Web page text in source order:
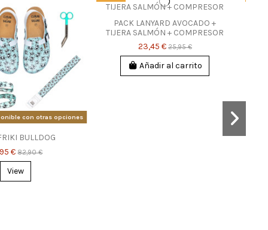
con otras opciones
BULLDOG
€82,90 €
View
PACK LANYARD AVOCADO +
TIJERA SALMÓN + COMPRESOR
23,45 € 25,95 €
Añadir al carrito